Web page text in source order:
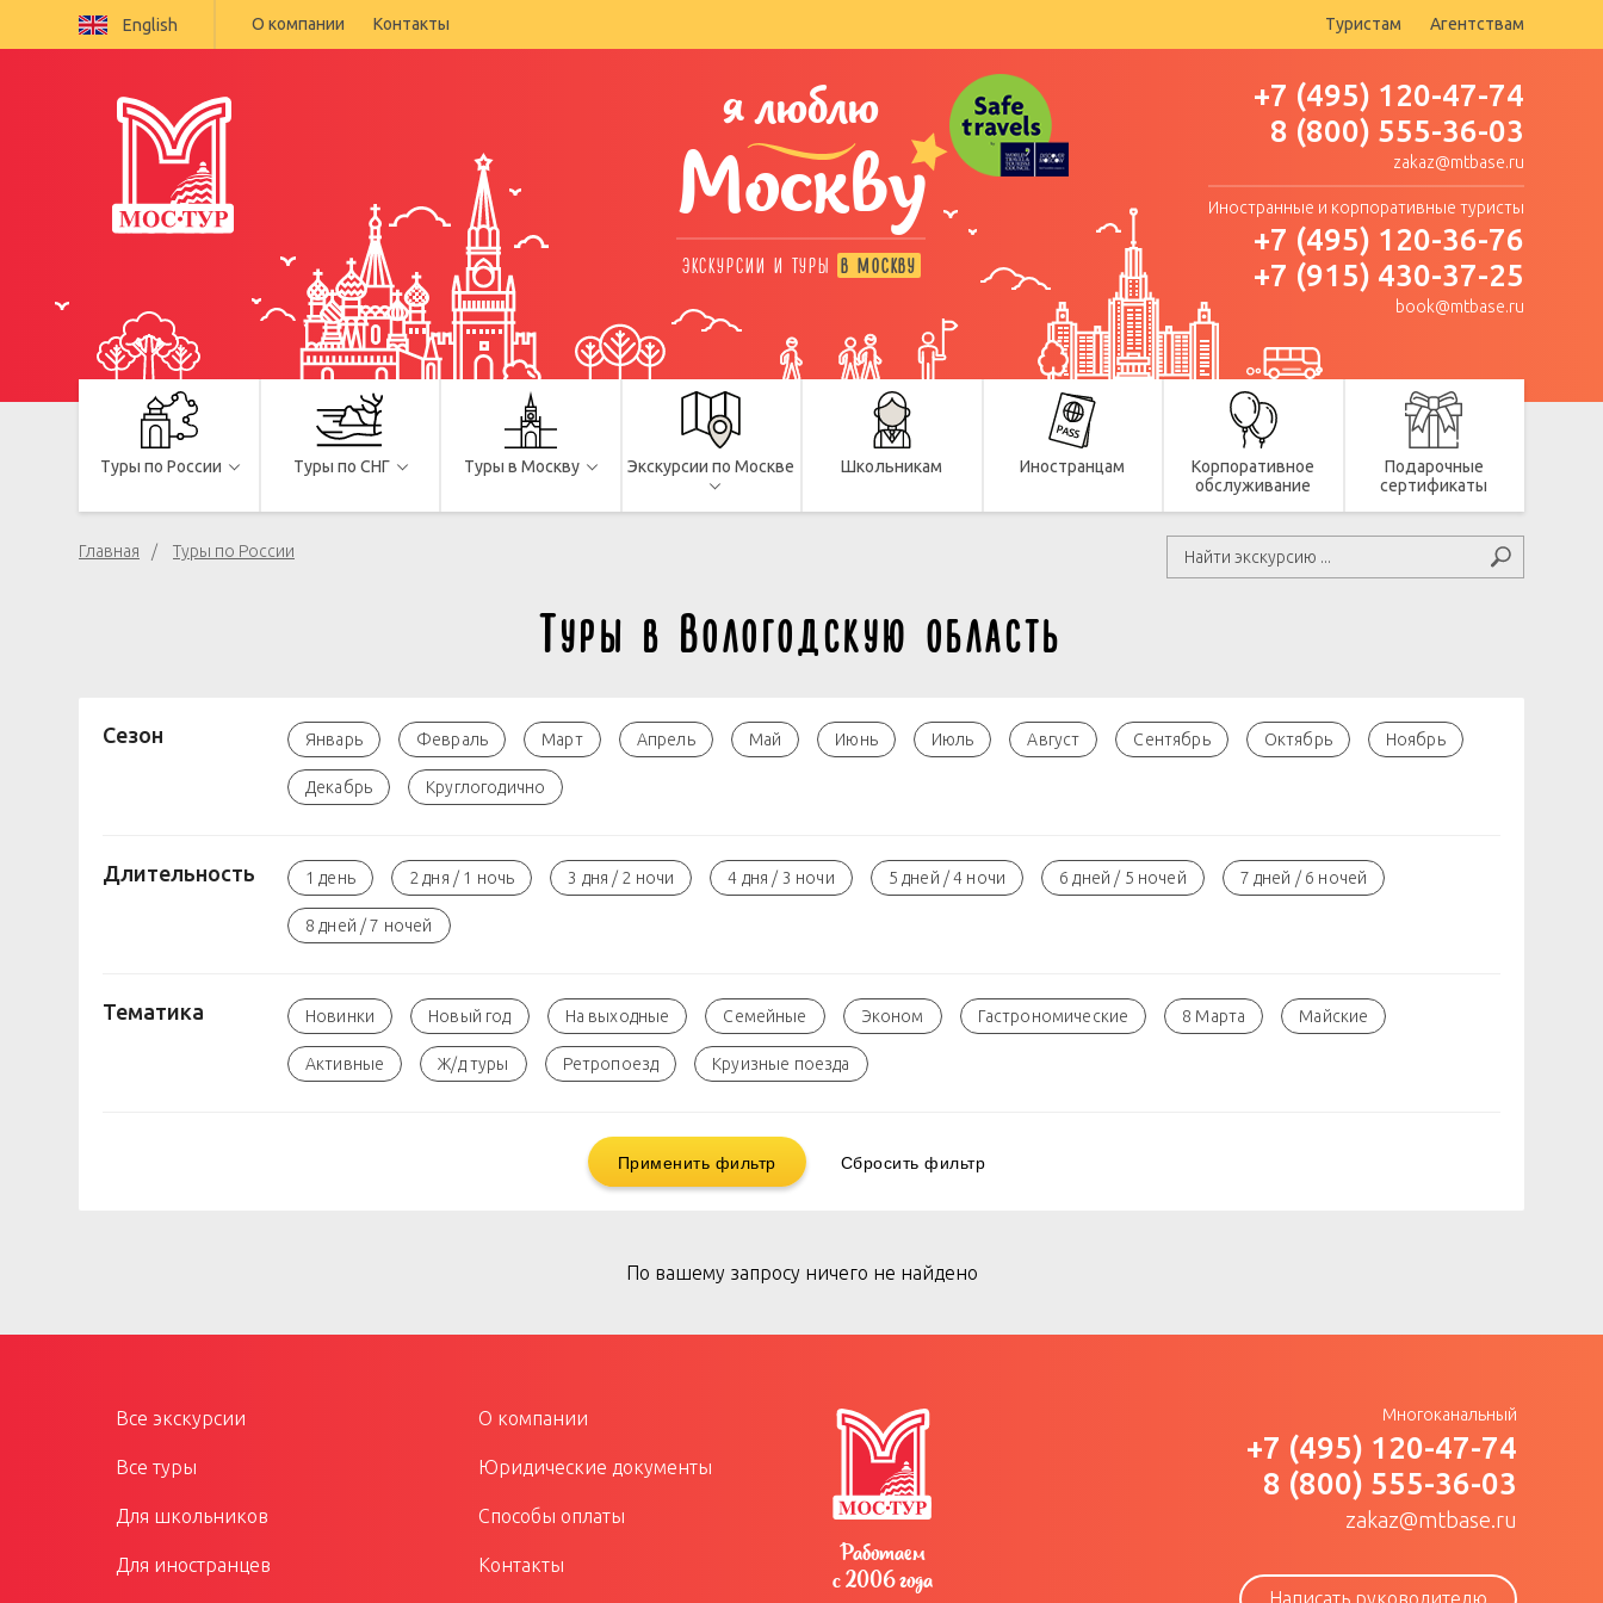
English О компании Контакты Туристам Агентствам
я люблю
Москву
ЭКСКУРСИИ И ТУРЫ В МОСКВУ
+7 (495) 120-47-74
8 (800) 555-36-03
zakaz@mtbase.ru
Иностранные и корпоративные туристы
+7 (495) 120-36-76
+7 (915) 430-37-25
book@mtbase.ru
Туры по России Туры по СНГ Туры в Москву Экскурсии по Москве Школьникам Иностранцам
Корпоративное
обслуживание
Подарочные
сертификаты
Главная Туры по России
Туры в Вологодскую область
Сезон Январь Февраль Март Апрель Май Июнь Июль Август Сентябрь Октябрь Ноябрь
Декабрь Круглогодично
Длительность 1 день 2 дня / 1 ночь 3 дня / 2 ночи 4 дня / 3 ночи 5 дней / 4 ночи 6 дней / 5 ночей 7 дней / 6 ночей
8 дней / 7 ночей
Тематика Новинки Новый год На выходные Семейные Эконом Гастрономические 8 Марта Майские
Активные Ж/д туры Ретропоезд Круизные поезда
Применить фильтр Сбросить фильтр
По вашему запросу ничего не найдено
Все экскурсии
Все туры
Для школьников
Для иностранцев
О компании
Юридические документы
Способы оплаты
Контакты
Работаем
с 2006 года
Многоканальный
+7 (495) 120-47-74
8 (800) 555-36-03
zakaz@mtbase.ru
Написать руководителю